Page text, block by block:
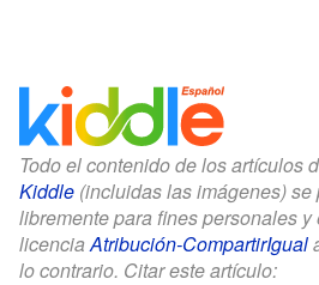
Todo el contenido de los artículos
Kiddle (incluidas las imágenes)
libremente para fines personales
licenciaAtribución-CompartirIgual
lo contrario. Citar este artículo: